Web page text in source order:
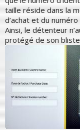
taille réside dans la
d’achat et du
Ainsi, le détenteur
protégé de son